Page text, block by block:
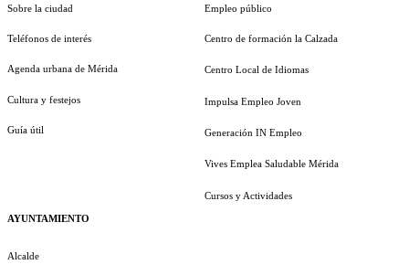
Sobre la ciudad
Teléfonos de interés
Agenda urbana de Mérida
Cultura y festejos
Guía útil
AYUNTAMIENTO
Alcalde
Empleo público
Centro de formación la Calzada
Centro Local de Idiomas
Impulsa Empleo Joven
Generación IN Empleo
Vives Emplea Saludable Mérida
Cursos y Actividades